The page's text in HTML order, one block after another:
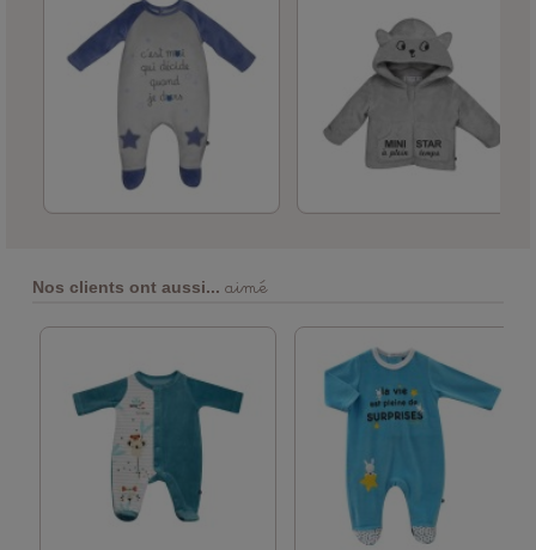
Nos clients ont aussi... aimé